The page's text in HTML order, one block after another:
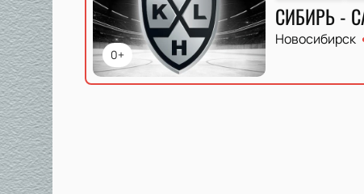
0+
СИБИРЬ -
Новосибирск